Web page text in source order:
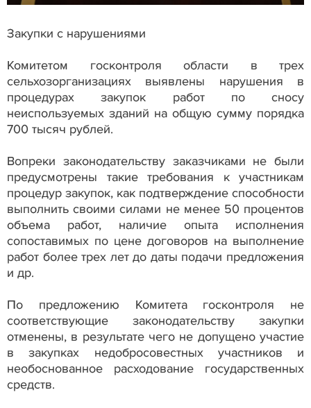
Закупки с нарушениями
Комитетом госконтроля области в трех
сельхозорганизациях выявлены нарушения в
процедурах закупок работ по сносу
неиспользуемых зданий на общую сумму порядка
700 тысяч рублей.
Вопреки законодательству заказчиками не были
предусмотрены такие требования к участникам
процедур закупок, как подтверждение способности
выполнить своими силами не менее 50 процентов
объема работ, наличие опыта исполнения
сопоставимых по цене договоров на выполнение
работ более трех лет до даты подачи предложения
и др.
По предложению Комитета госконтроля не
соответствующие законодательству закупки
отменены, в результате чего не допущено участие
в закупках недобросовестных участников и
необоснованное расходование государственных
средств.